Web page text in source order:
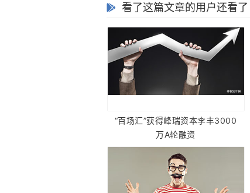
看了这篇文章的用户还看了
“百场汇”获得峰瑞资本李丰3000
万A轮融资